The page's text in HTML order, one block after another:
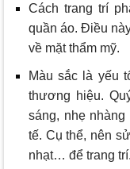
Cách trang trí
quần áo. Điều
về mặt thẩm mỹ.
Màu sắc là yếu
thương hiệu.
sáng, nhẹ
tế. Cụ thể, nên
nhạt… để trang trí.